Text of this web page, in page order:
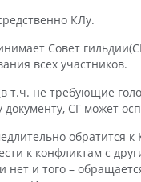
КЛу.
Cовет
всех участников.
т.ч. не требующие
СГ может
обратится
к конфликтам с
нет и того –